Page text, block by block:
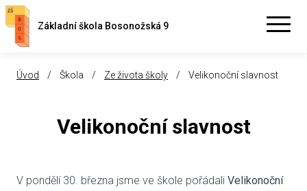
Základní škola Bosonožská 9
Úvod / Škola / Ze života školy / Velikonoční slavnost
Velikonoční slavnost
V pondělí 30. března jsme ve škole pořádali Velikonoční